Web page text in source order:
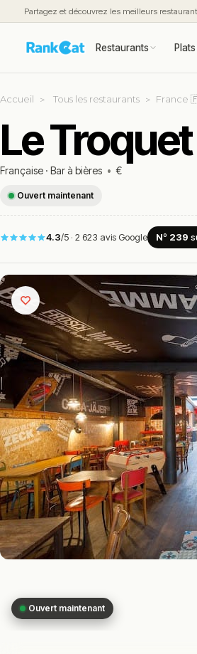
Partagez et découvrez les meilleurs
Restaurants Plats
Accueil Tous les restaurants France
Le
Française · Bar à bières • €
Ouvert maintenant
4.3/5 · 2 623 avis Google Nº 239
Ouvert maintenant